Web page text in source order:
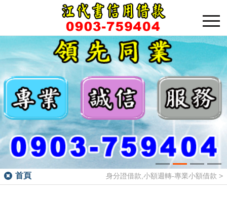
首頁 身分證借款,小額週轉-專業小額借款 >